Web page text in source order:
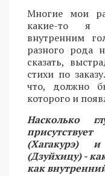
Многие мои
какие-то я
внутренним
разного рода
сказать,
стихи по
что, должно
которого и
Насколько
(Хагакурэ)
(Дзуйхицу) -
как